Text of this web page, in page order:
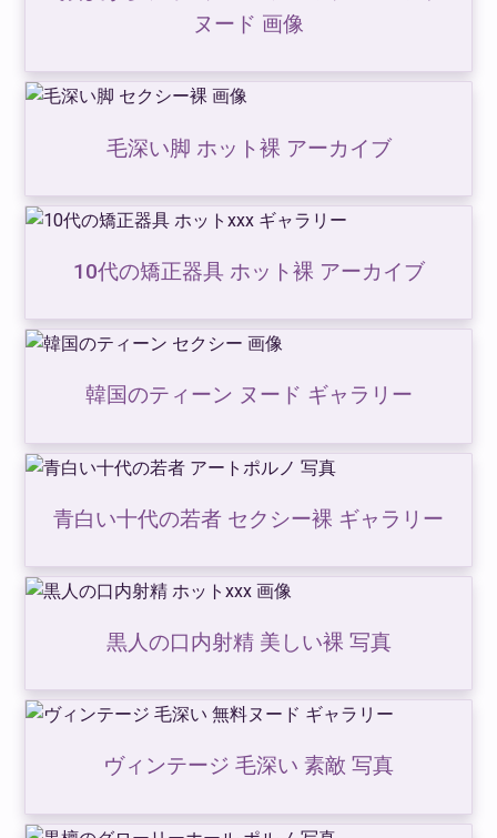
ヌード 画像
毛深い脚 ホット裸 アーカイブ
10代の矯正器具 ホット裸 アーカイブ
韓国のティーン ヌード ギャラリー
青白い十代の若者 セクシー裸 ギャラリー
黒人の口内射精 美しい裸 写真
ヴィンテージ 毛深い 素敵 写真